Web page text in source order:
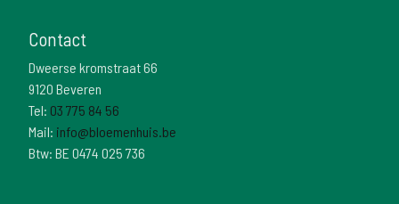
Contact
Dweerse kromstraat 66
9120 Beveren
Tel: 03 775 84 56
Mail: info@bloemenhuis.be
Btw: BE 0474 025 736